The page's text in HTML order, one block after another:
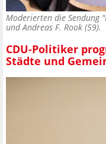
Moderierten die Sendung
und Andreas F. Rook
CDU-Politiker
Städte und